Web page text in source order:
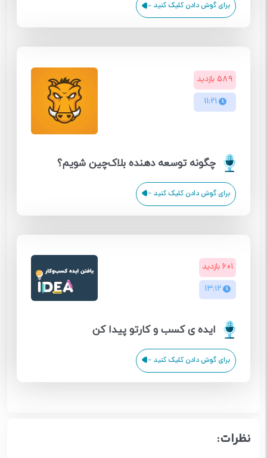
برای گوش دادن کلیک کنید
589 بازدید
11:21
چگونه توسعه دهنده بلاک‌چین شویم؟
برای گوش دادن کلیک کنید
601 بازدید
13:12
ایده ی کسب و کارتو پیدا کن
برای گوش دادن کلیک کنید
نظرات: